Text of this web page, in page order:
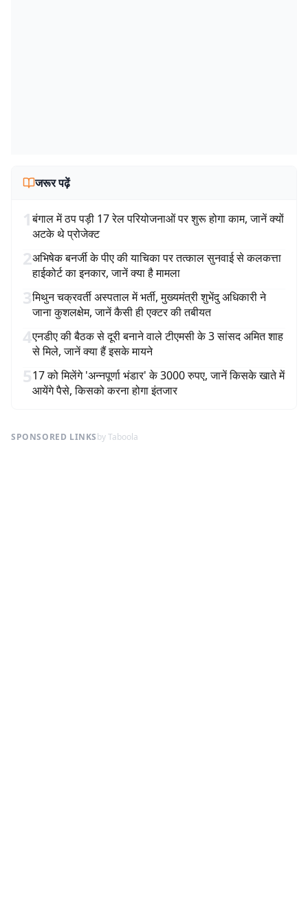
जरूर पढ़ें
1बंगाल में ठप पड़ी 17 रेल परियोजनाओं पर शुरू होगा काम, जानें क्यों
अटके थे प्रोजेक्ट
2अभिषेक बनर्जी के पीए की याचिका पर तत्काल सुनवाई से कलकत्ता
हाईकोर्ट का इनकार, जानें क्या है मामला
3मिथुन चक्रवर्ती अस्पताल में भर्ती, मुख्यमंत्री शुभेंदु अधिकारी ने
जाना कुशलक्षेम, जानें कैसी ही एक्टर की तबीयत
4एनडीए की बैठक से दूरी बनाने वाले टीएमसी के 3 सांसद अमित शाह
से मिले, जानें क्या हैं इसके मायने
517 को मिलेंगे 'अन्नपूर्णा भंडार' के 3000 रुपए, जानें किसके खाते में
आयेंगे पैसे, किसको करना होगा इंतजार
SPONSORED LINKSby Taboola